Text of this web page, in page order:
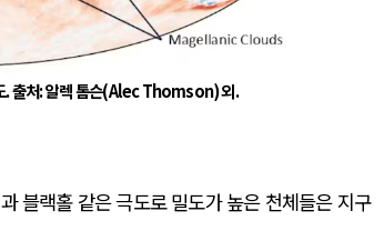
.출처:알렉 톰슨(Alec Thomson)외.
블랙홀 같은 극도로 밀도가 높은 천체들은 지구